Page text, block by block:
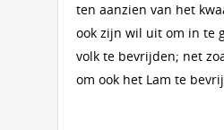
ten aanzien van het
ook zijn wil uit om in te
volk te bevrijden; net
om ook het Lam te